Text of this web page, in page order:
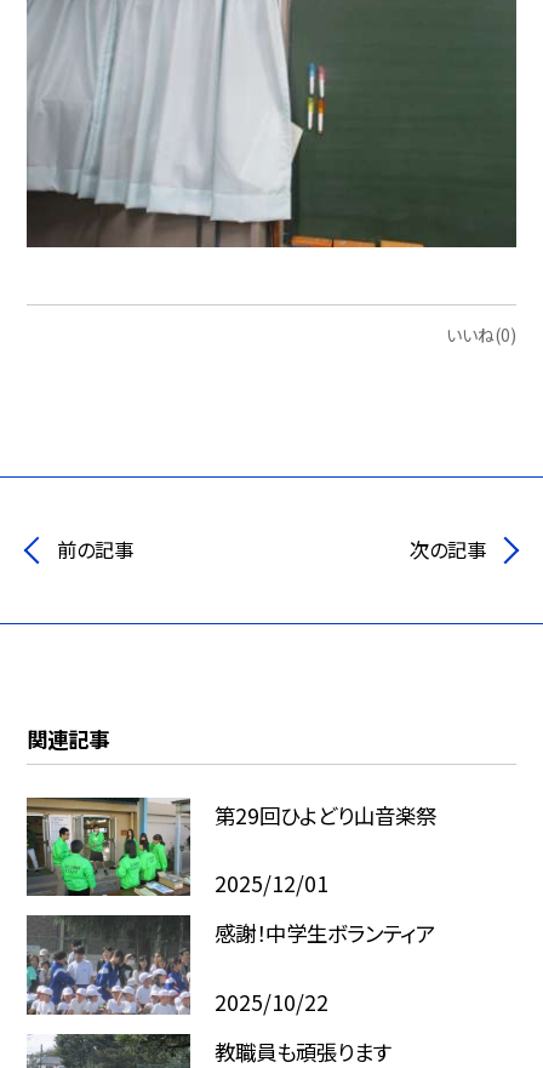
いいね(0)
前の記事 次の記事
関連記事
第29回ひよどり山音楽祭
2025/12/01
感謝！中学生ボランティア
2025/10/22
教職員も頑張ります